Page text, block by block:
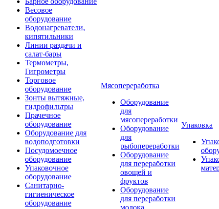
Весовое
оборудование
Водонагреватели,
кипятильники
Линии раздачи и
салат-бары
Термометры,
Гигрометры
Торговое
оборудование
Зонты вытяжные,
гидрофильтры
Прачечное
оборудование
Оборудование для
водоподготовки
Посудомоечное
оборудование
Упаковочное
оборудование
Санитарно-
гигиеническое
оборудование
Мясопереработка
Оборудование
для
мясопереработки
Оборудование
для
рыбопереработки
Оборудование
для переработки
овощей и
фруктов
Оборудование
для переработки
молока
Упаковка